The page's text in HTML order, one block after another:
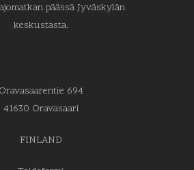
päässä Jyväskylän
keskustasta.
Oravasaarentie 694
41630 Oravasaari
FINLAND